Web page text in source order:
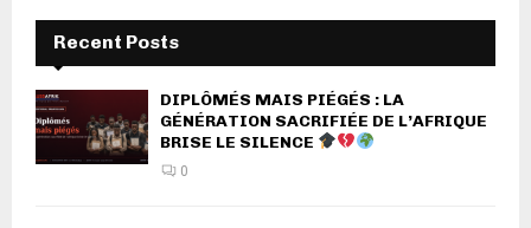
Recent Posts
DIPLÔMÉS MAIS PIÉGÉS : LA
GÉNÉRATION SACRIFIÉE DE L’AFRIQUE
BRISE LE SILENCE
0